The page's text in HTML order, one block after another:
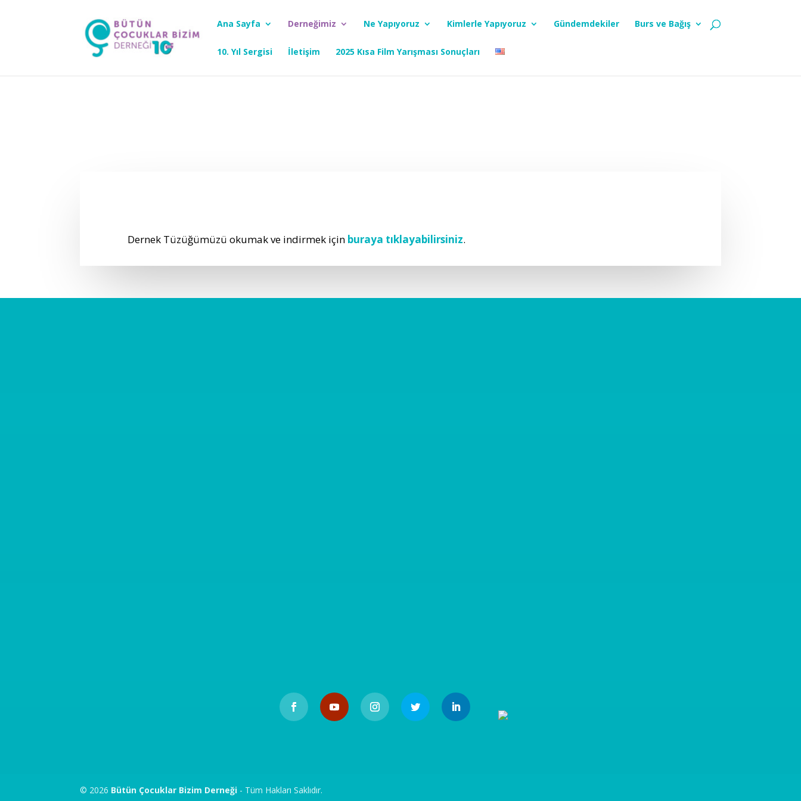
Ana Sayfa Derneğimiz Ne Yapıyoruz Kimlerle Yapıyoruz Gündemdekiler Burs ve Bağış
10. Yıl Sergisi İletişim 2025 Kısa Film Yarışması Sonuçları
Dernek Tüzüğümüzü okumak ve indirmek için buraya tıklayabilirsiniz.
© 2026 Bütün Çocuklar Bizim Derneği - Tüm Hakları Saklıdır.